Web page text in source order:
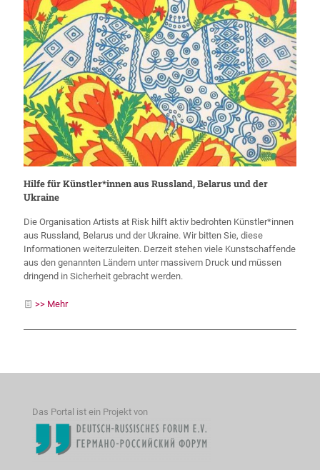
Hilfe für Künstler*innen aus Russland, Belarus und der
Ukraine
Die Organisation Artists at Risk hilft aktiv bedrohten Künstler*innen
aus Russland, Belarus und der Ukraine. Wir bitten Sie, diese
Informationen weiterzuleiten. Derzeit stehen viele Kunstschaffende
aus den genannten Ländern unter massivem Druck und müssen
dringend in Sicherheit gebracht werden.
>> Mehr
Das Portal ist ein Projekt von